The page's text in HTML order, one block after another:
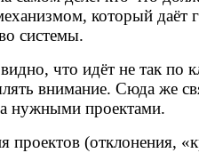
который
системы.
что идёт не так
внимание. Сюда же
нужными проектами.
проектов (отклонения,